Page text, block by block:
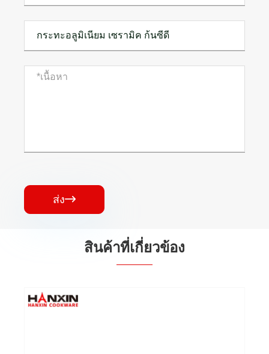
ส่ง
สินค้าที่เกี่ยวข้อง